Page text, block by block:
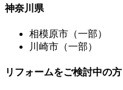
神奈川県
相模原市（一部）
川崎市（一部）
リフォームをご検討中の方